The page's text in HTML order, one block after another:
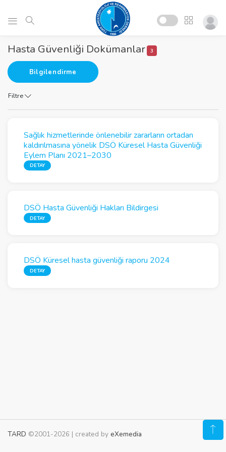
Hasta Güvenliği Dokümanlar 3
Bilgilendirme
Filtre
Sağlık hizmetlerinde önlenebilir zararların ortadan
kaldırılmasına yönelik DSÖ Küresel Hasta Güvenliği
Eylem Planı 2021–2030
DETAY
DSÖ Hasta Güvenliği Hakları Bildirgesi
DETAY
DSÖ Küresel hasta güvenliği raporu 2024
DETAY
TARD ©2001-2026 | created by eXemedia